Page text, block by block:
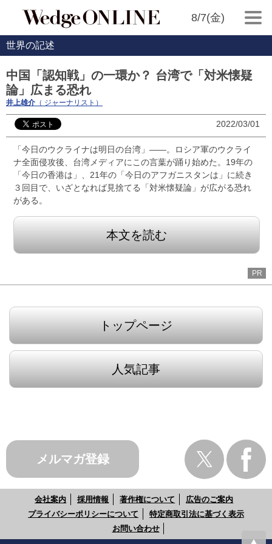
8/7(金)
世界の記述
中国「認知戦」の一環か？ 台湾で「対米懐疑
論」広まる恐れ
井上雄介 （ ジャーナリスト）
2022/03/01
「今日のウクライナは明日の台湾」――。ロシア軍のウクライ
ナ全面侵攻後、台湾メディアにこの言葉が踊り始めた。19年の
「今日の香港は」、21年の「今日のアフガニスタンは」に続き
３回目で、いざとなれば見捨てる「対米懐疑論」が広がる恐れ
がある。
本文を読む
PR
トップページ
人気記事
メルマガ登録
会社案内 採用情報 著作権について
広告のご案内
プライバシーポリシーについて
特定商取引法に基づく表示
お問い合わせ